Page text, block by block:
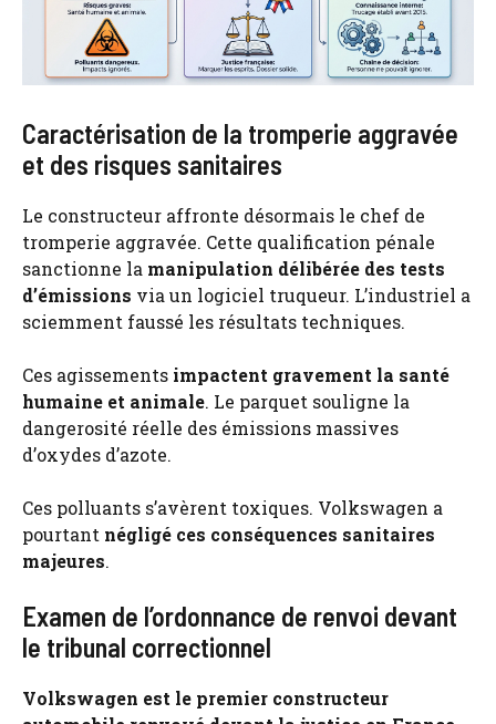
Caractérisation de la tromperie aggravée
et des risques sanitaires
Le constructeur affronte désormais le chef de
tromperie aggravée. Cette qualification pénale
sanctionne la manipulation délibérée des tests
d’émissions via un logiciel truqueur. L’industriel a
sciemment faussé les résultats techniques.
Ces agissements impactent gravement la santé
humaine et animale. Le parquet souligne la
dangerosité réelle des émissions massives
d’oxydes d’azote.
Ces polluants s’avèrent toxiques. Volkswagen a
pourtant négligé ces conséquences sanitaires
majeures.
Examen de l’ordonnance de renvoi devant
le tribunal correctionnel
Volkswagen est le premier constructeur